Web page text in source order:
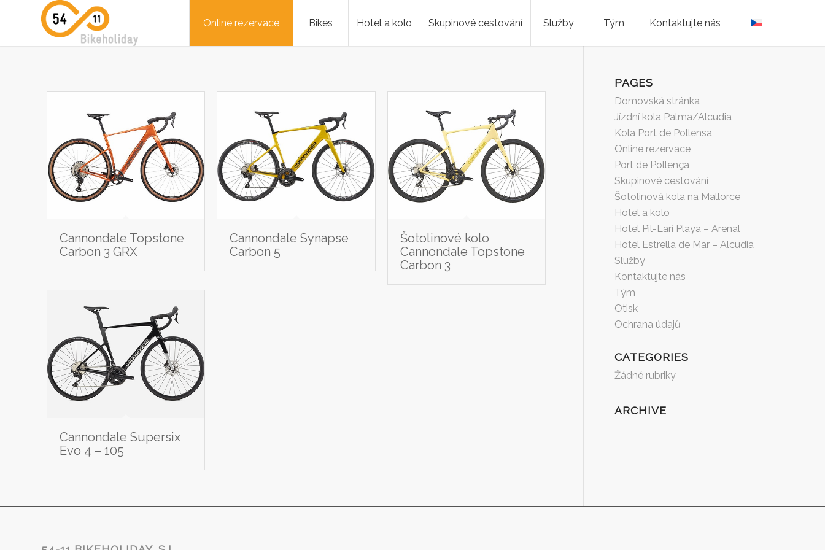
Online rezervace Bikes Hotel a kolo Skupinové cestování Služby Tým Kontaktujte nás
Cannondale Topstone
Carbon 3 GRX
Cannondale Synapse
Carbon 5
Šotolinové kolo
Cannondale Topstone
Carbon 3
Cannondale Supersix
Evo 4 – 105
PAGES
Domovská stránka
Jízdní kola Palma/Alcudia
Kola Port de Pollensa
Online rezervace
Port de Pollença
Skupinové cestování
Šotolinová kola na Mallorce
Hotel a kolo
Hotel Pil-Larí Playa – Arenal
Hotel Estrella de Mar – Alcudia
Služby
Kontaktujte nás
Tým
Otisk
Ochrana údajů
CATEGORIES
Žádné rubriky
ARCHIVE